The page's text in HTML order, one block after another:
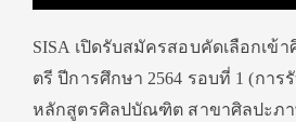
SISA เปิดรับสมัครสอบคัดเลือกเข้
ตรี ปีการศึกษา 2564 รอบที่ 1 (การ
หลักสูตรศิลปบัณฑิต สาขาศิลปะภ